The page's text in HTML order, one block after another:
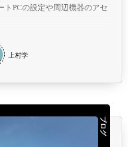
トPCの設定や周辺機器のアセ
上村学
ブログ